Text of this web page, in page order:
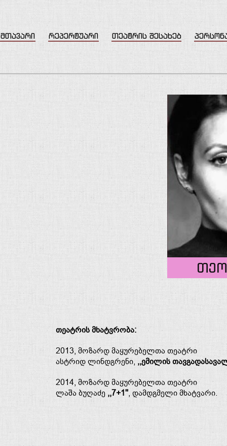
მთავარი რეპერტუარი თეატრის შესახებ
თეო
თეატრის მხატვრობა:
2013, მოზარდ მაყურებელთა თეატრი
ასტრიდ ლინდგრენი, ,,ემილის
2014, მოზარდ მაყურებელთა თეატრი
ლაშა ბუღაძე ,,7+1'' , დამდგმელი მხატვარი.